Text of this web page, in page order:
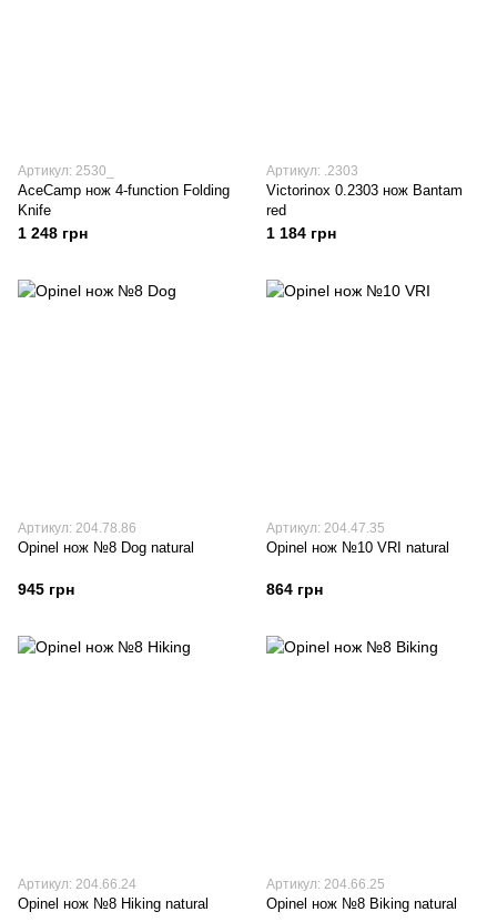
Артикул: 2530_
AceCamp нож 4-function Folding
Knife
1 248 грн
Артикул: .2303
Victorinox 0.2303 нож Bantam
red
1 184 грн
Артикул: 204.78.86
Opinel нож №8 Dog natural
945 грн
Артикул: 204.47.35
Opinel нож №10 VRI natural
864 грн
Артикул: 204.66.24
Opinel нож №8 Hiking natural
Артикул: 204.66.25
Opinel нож №8 Biking natural